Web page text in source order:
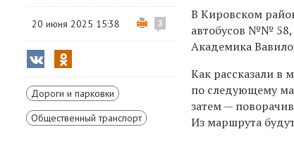
20 июня 2025 15:38 3
Дороги и парковки
Общественный транспорт
В Кировском
автобусов №№ 58,
Академика
Как рассказали в
по следующему
затем —
Из маршрута